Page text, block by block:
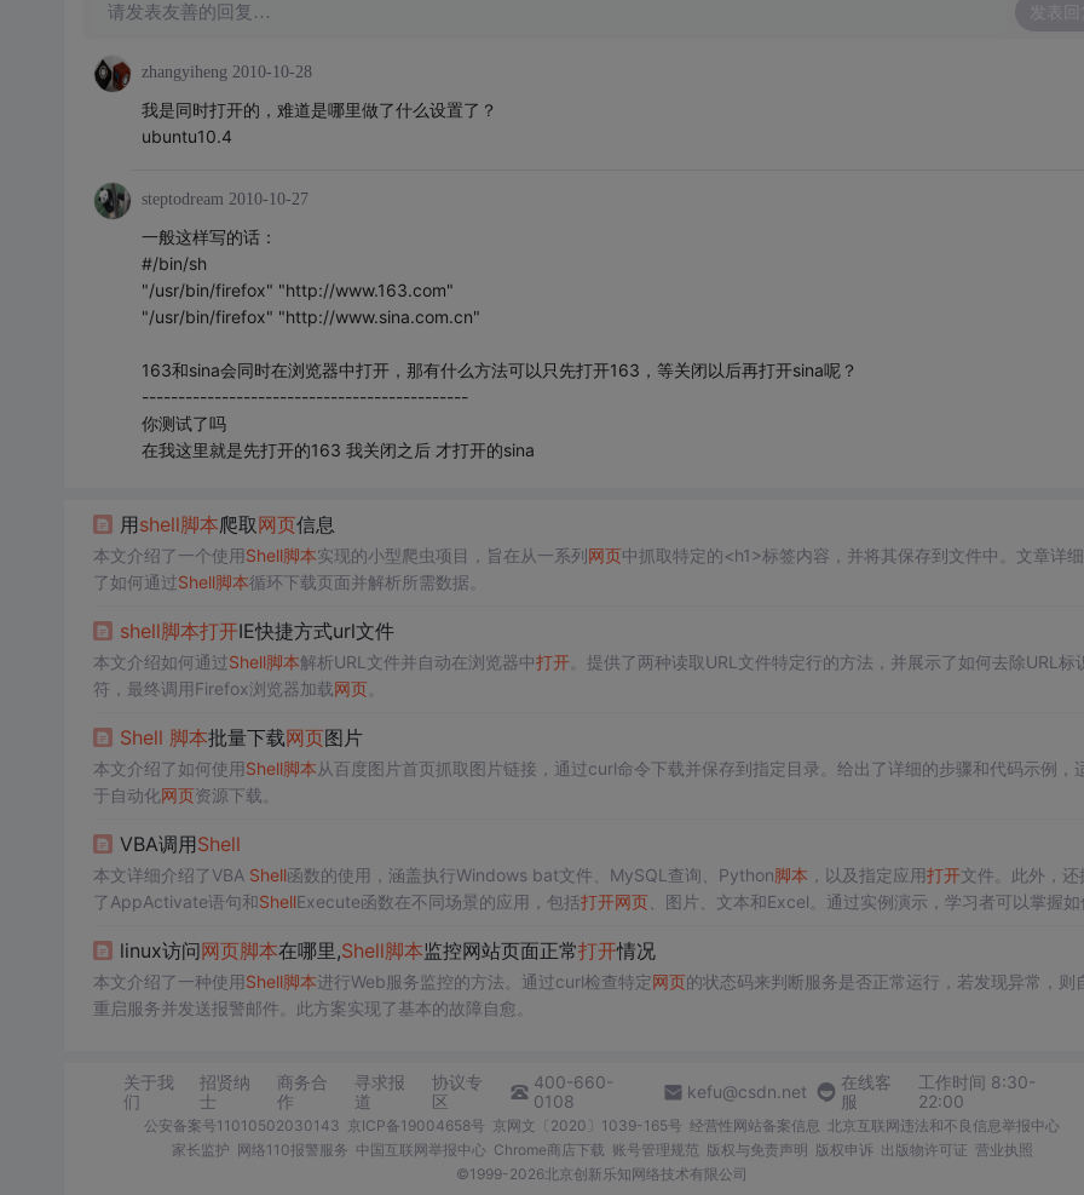
请发表友善的回复… 发表回
zhangyiheng 2010-10-28
我是同时打开的，难道是哪里做了什么设置了？
ubuntu10.4
steptodream 2010-10-27
一般这样写的话：
#/bin/sh
"/usr/bin/firefox" "http://www.163.com"
"/usr/bin/firefox" "http://www.sina.com.cn"
163和sina会同时在浏览器中打开，那有什么方法可以只先打开163，等关闭以后再打开sina呢？
---------------------------------------------
你测试了吗
在我这里就是先打开的163 我关闭之后 才打开的sina
用shell脚本爬取网页信息
本文介绍了一个使用Shell脚本实现的小型爬虫项目，旨在从一系列网页中抓取特定的<h1>标签内容，并将其保存到文件中。文章详
了如何通过Shell脚本循环下载页面并解析所需数据。
shell脚本打开IE快捷方式url文件
本文介绍如何通过Shell脚本解析URL文件并自动在浏览器中打开。提供了两种读取URL文件特定行的方法，并展示了如何去除URL标
符，最终调用Firefox浏览器加载网页。
Shell 脚本批量下载网页图片
本文介绍了如何使用Shell脚本从百度图片首页抓取图片链接，通过curl命令下载并保存到指定目录。给出了详细的步骤和代码示例，
于自动化网页资源下载。
VBA调用Shell
本文详细介绍了VBA Shell函数的使用，涵盖执行Windows bat文件、MySQL查询、Python脚本 ，以及指定应用打开文件。此外，还
了AppActivate语句和ShellExecute函数在不同场景的应用，包括打开网页、图片、文本和Excel。通过实例演示，学习者可以掌握如
linux访问网页脚本在哪里,Shell脚本监控网站页面正常打开情况
本文介绍了一种使用Shell脚本进行Web服务监控的方法。通过curl检查特定网页的状态码来判断服务是否正常运行，若发现异常，则
重启服务并发送报警邮件。此方案实现了基本的故障自愈。
关于我
们
招贤纳
士
商务合
作
寻求报
道
协议专
区
400-660-
0108
kefu@csdn.net
在线客
服
工作时间 8:30-
22:00
公安备案号11010502030143 京ICP备19004658号 京网文〔2020〕1039-165号 经营性网站备案信息 北京互联网违法和不良信息举报中心
家长监护 网络110报警服务 中国互联网举报中心 Chrome商店下载 账号管理规范 版权与免责声明 版权申诉 出版物许可证 营业执照
©1999-2026北京创新乐知网络技术有限公司